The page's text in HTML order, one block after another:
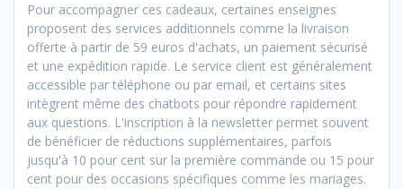
Pour accompagner ces cadeaux, certaines enseignes
proposent des services additionnels comme la livraison
offerte à partir de 59 euros d'achats, un paiement sécurisé
et une expédition rapide. Le service client est généralement
accessible par téléphone ou par email, et certains sites
intègrent même des chatbots pour répondre rapidement
aux questions. L'inscription à la newsletter permet souvent
de bénéficier de réductions supplémentaires, parfois
jusqu'à 10 pour cent sur la première commande ou 15 pour
cent pour des occasions spécifiques comme les mariages.